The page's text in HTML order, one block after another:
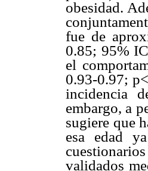
obesidad.
fue de
0.85; 95%
el
0.93-0.97;
incidencia
embargo, a
sugiere que
esa edad
validados